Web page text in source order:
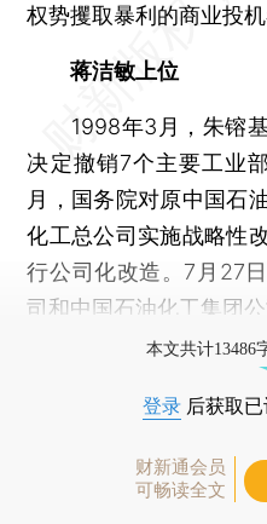
权势攫取暴利的商业投机
蒋洁敏上位
1998年3月，朱镕基
决定撤销7个主要工业
月，国务院对原中国石
化工总公司实施战略性
行公司化改造。7月27
司和中国石油化工集团公
本文共计13486
登录 后获取
财新通会员
可畅读全文